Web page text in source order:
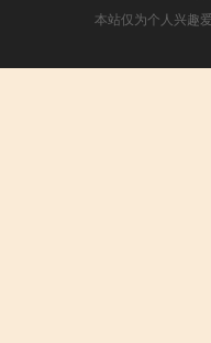
本站仅为个人兴趣